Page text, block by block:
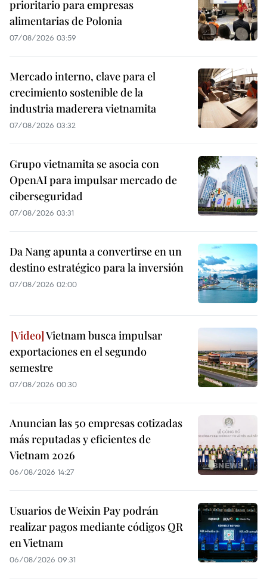
prioritario para empresas
alimentarias de Polonia
07/08/2026 03:59
Mercado interno, clave para el
crecimiento sostenible de la
industria maderera vietnamita
07/08/2026 03:32
Grupo vietnamita se asocia con
OpenAI para impulsar mercado de
ciberseguridad
07/08/2026 03:31
Da Nang apunta a convertirse en un
destino estratégico para la inversión
07/08/2026 02:00
Vietnam busca impulsar
exportaciones en el segundo
semestre
07/08/2026 00:30
Anuncian las 50 empresas cotizadas
más reputadas y eficientes de
Vietnam 2026
06/08/2026 14:27
Usuarios de Weixin Pay podrán
realizar pagos mediante códigos QR
en Vietnam
06/08/2026 09:31